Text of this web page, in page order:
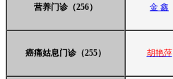
营养门诊（256） 金 鑫
癌痛姑息门诊（255） 胡艳萍